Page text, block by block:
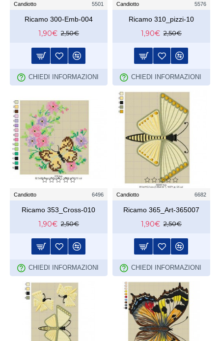
Candiotto 5501
Ricamo 300-Emb-004
1,90€ 2,50€
CHIEDI INFORMAZIONI
Candiotto 5576
Ricamo 310_pizzi-10
1,90€ 2,50€
CHIEDI INFORMAZIONI
Candiotto 6496
Ricamo 353_Cross-010
1,90€ 2,50€
CHIEDI INFORMAZIONI
Candiotto 6682
Ricamo 365_Art-365007
1,90€ 2,50€
CHIEDI INFORMAZIONI